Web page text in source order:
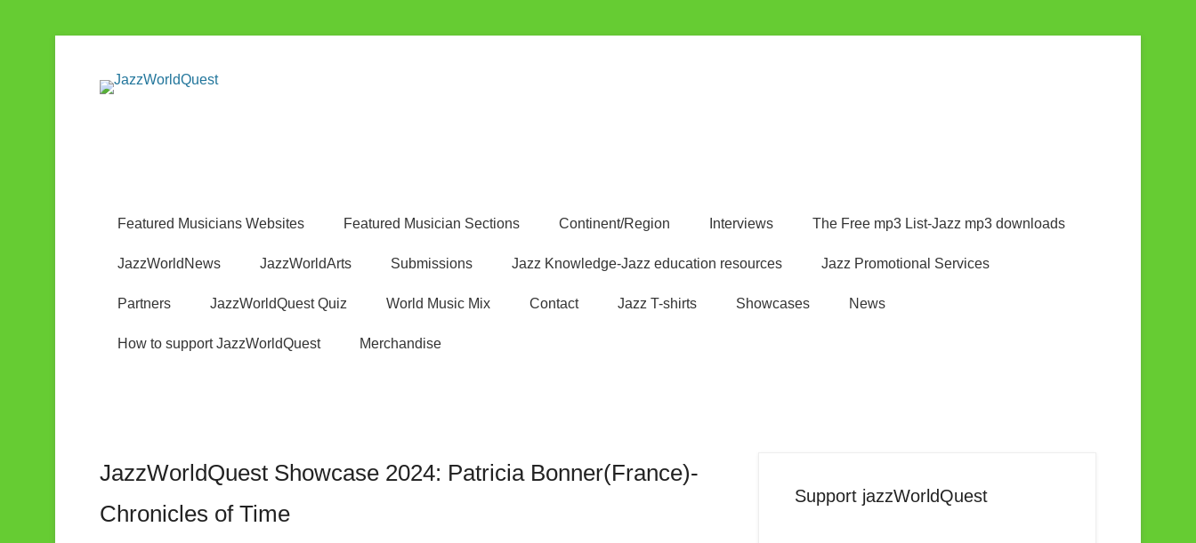
Featured Musicians Websites Featured Musician Sections Continent/Region Interviews The Free mp3 List-Jazz mp3 downloads
JazzWorldNews JazzWorldArts Submissions Jazz Knowledge-Jazz education resources Jazz Promotional Services
Partners JazzWorldQuest Quiz World Music Mix Contact Jazz T-shirts Showcases News
How to support JazzWorldQuest Merchandise
JazzWorldQuest Showcase 2024: Patricia Bonner(France)-
Chronicles of Time
Support jazzWorldQuest